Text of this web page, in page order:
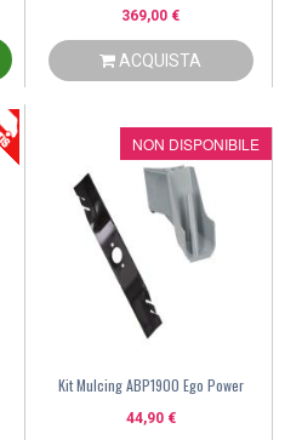
369,00 €
ACQUISTA
NON DISPONIBILE
Kit Mulcing ABP1900 Ego Power
44,90 €